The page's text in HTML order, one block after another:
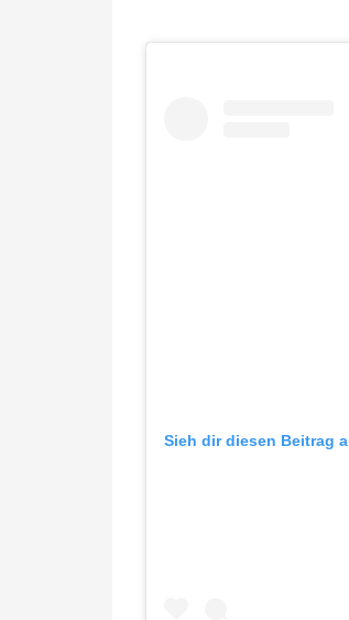
Sieh dir diesen Beitrag